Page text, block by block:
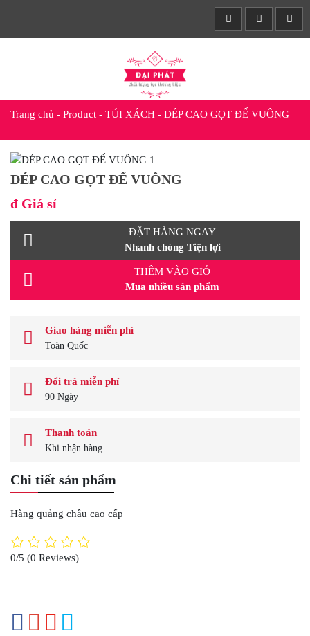
Trang chủ - Product - TÚI XÁCH - DÉP CAO GỌT ĐẾ VUÔNG
DÉP CAO GỌT ĐẾ VUÔNG
đ Giá sỉ
ĐẶT HÀNG NGAY
Nhanh chóng Tiện lợi
THÊM VÀO GIỎ
Mua nhiều sản phẩm
Giao hàng miễn phí
Toàn Quốc
Đổi trả miễn phí
90 Ngày
Thanh toán
Khi nhận hàng
Chi tiết sản phẩm
Hàng quảng châu cao cấp
0/5 (0 Reviews)